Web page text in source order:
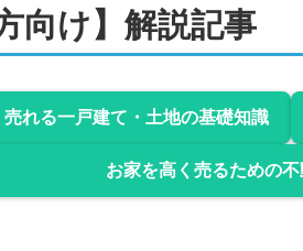
向け】解説記事
売れる一戸建て・土地の基礎知識
お家を高く売るための